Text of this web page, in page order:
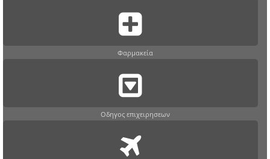
Φαρμακεία
Οδηγος επιχειρησεων